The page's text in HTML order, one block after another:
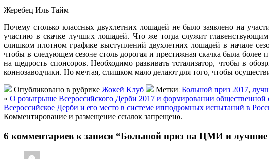
Жеребец Иль Тайм
Почему столько классных двухлетних лошадей не было заявлено на
участию в скачке лучших лошадей. Что же тогда служит
слишком плотном графике выступлений двухлетних лошадей в начале
чтобы в следующем сезоне столь дорогая и престижная скачка была более
на щедрость спонсоров. Необходимо развивать тотализатор, чтобы в
коннозаводчики. Но мечтая, слишком мало делают для того, чтобы
Опубликовано в рубрике Жокей Клуб Метки: Большой приз 2017,
« О розыгрыше Всероссийского Дерби 2017 и формировании общественной
Всероссийское Дерби и его место в системе ипподромных испытаний в
Комментирование и размещение ссылок запрещено.
6 комментариев к записи “Большой приз на ЦМИ и лучшие